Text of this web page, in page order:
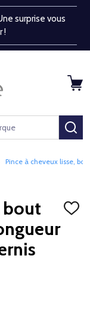
surprise vous
!
Pince à cheveux lisse,
bout